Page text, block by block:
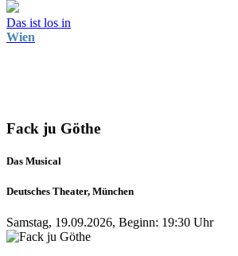
Das ist los in
Wien
Fack ju Göthe
Das Musical
Deutsches Theater, München
Samstag, 19.09.2026, Beginn: 19:30 Uhr